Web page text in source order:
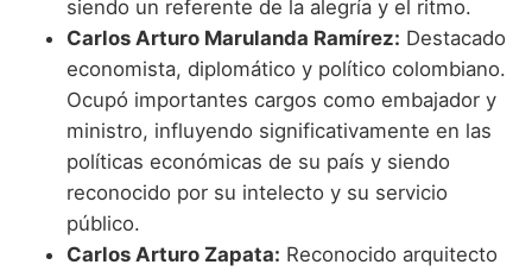
siendo un referente de la alegría y el ritmo.
Carlos Arturo Marulanda Ramírez: Destacado
economista, diplomático y político colombiano.
Ocupó importantes cargos como embajador y
ministro, influyendo significativamente en las
políticas económicas de su país y siendo
reconocido por su intelecto y su servicio
público.
Carlos Arturo Zapata: Reconocido arquitecto